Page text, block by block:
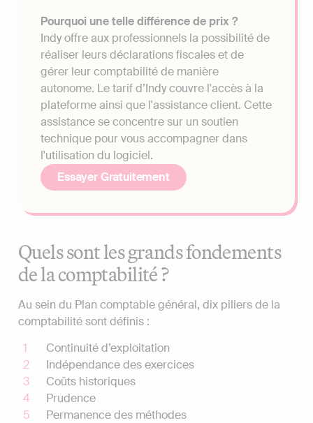
Pourquoi une telle différence de prix ?
Indy offre aux professionnels la possibilité de
réaliser leurs déclarations fiscales et de
gérer leur comptabilité de manière
autonome. Le tarif d’Indy couvre l'accès à la
plateforme ainsi que l'assistance client. Cette
assistance se concentre sur un soutien
technique pour vous accompagner dans
l'utilisation du logiciel.
Essayer Gratuitement
Quels sont les grands fondements
de la comptabilité ?
Au sein du Plan comptable général, dix piliers de la
comptabilité sont définis :
Continuité d’exploitation
Indépendance des exercices
Coûts historiques
Prudence
Permanence des méthodes